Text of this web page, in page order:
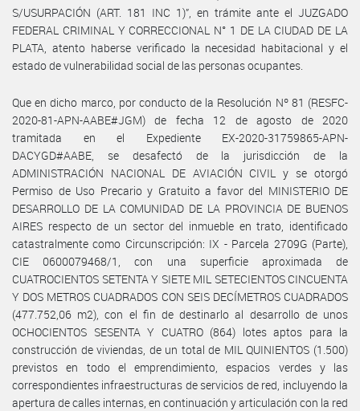
S/USURPACIÓN (ART. 181 INC 1)”, en trámite ante el JUZGADO
FEDERAL CRIMINAL Y CORRECCIONAL N° 1 DE LA CIUDAD DE LA
PLATA, atento haberse verificado la necesidad habitacional y el
estado de vulnerabilidad social de las personas ocupantes.
Que en dicho marco, por conducto de la Resolución Nº 81 (RESFC-
2020-81-APN-AABE#JGM) de fecha 12 de agosto de 2020
tramitada en el Expediente EX-2020-31759865-APN-
DACYGD#AABE, se desafectó de la jurisdicción de la
ADMINISTRACIÓN NACIONAL DE AVIACIÓN CIVIL y se otorgó
Permiso de Uso Precario y Gratuito a favor del MINISTERIO DE
DESARROLLO DE LA COMUNIDAD DE LA PROVINCIA DE BUENOS
AIRES respecto de un sector del inmueble en trato, identificado
catastralmente como Circunscripción: IX - Parcela 2709G (Parte),
CIE 0600079468/1, con una superficie aproximada de
CUATROCIENTOS SETENTA Y SIETE MIL SETECIENTOS CINCUENTA
Y DOS METROS CUADRADOS CON SEIS DECÍMETROS CUADRADOS
(477.752,06 m2), con el fin de destinarlo al desarrollo de unos
OCHOCIENTOS SESENTA Y CUATRO (864) lotes aptos para la
construcción de viviendas, de un total de MIL QUINIENTOS (1.500)
previstos en todo el emprendimiento, espacios verdes y las
correspondientes infraestructuras de servicios de red, incluyendo la
apertura de calles internas, en continuación y articulación con la red